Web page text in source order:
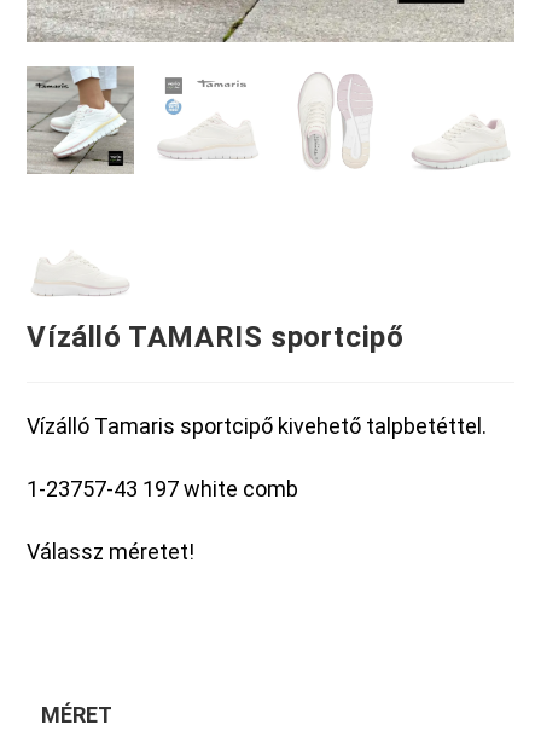
Vízálló TAMARIS sportcipő
Vízálló Tamaris sportcipő kivehető talpbetéttel.
1-23757-43 197 white comb
Válassz méretet!
MÉRET